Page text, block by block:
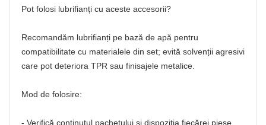
Pot folosi lubrifianți cu aceste accesorii?
Recomandăm lubrifianți pe bază de apă pentru
compatibilitate cu materialele din set; evită solvenții agresivi
care pot deteriora TPR sau finisajele metalice.
Mod de folosire:
- Verifică conținutul pachetului și dispoziția fiecărei piese